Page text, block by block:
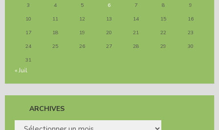
3
4 5 6 7 8
9
10
11 12 13 14 15
16
17
18 19 20 21 22
23
24
25 26 27 28 29
30
31
« Juil
ARCHIVES